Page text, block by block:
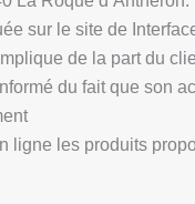
sur le site de
de la part du
du fait que son
ligne les produits